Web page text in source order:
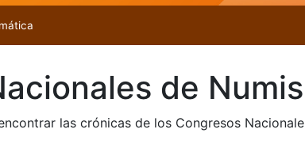
de
las crónicas de los Congresos